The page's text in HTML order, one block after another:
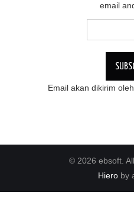
email
Email akan dikirim oleh
© 2026 ebsoft.
Hieroby